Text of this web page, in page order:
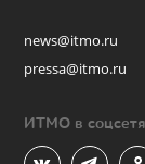
news@itmo.ru
pressa@itmo.ru
ИТМО в